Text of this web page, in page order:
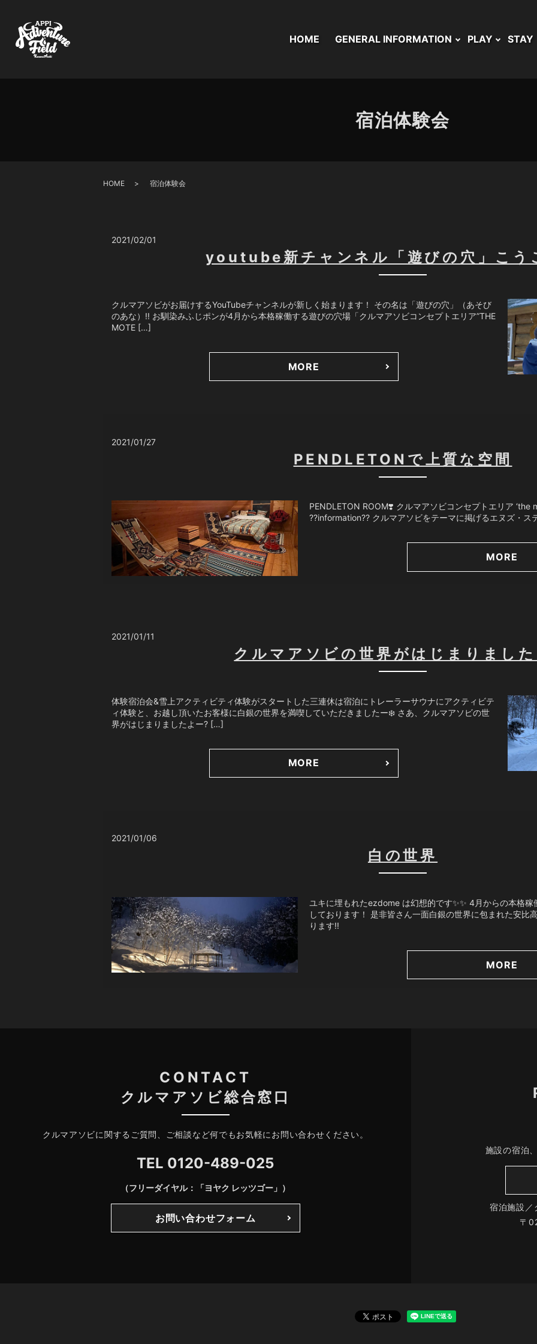
HOME GENERAL INFORMATION PLAY STAY
宿泊体験会
HOME 宿泊体験会
2021/02/01
youtube新チャンネル「遊びの穴」こう
クルマアソビがお届けするYouTubeチャンネルが新しく始まります！ その名は「遊びの穴」（あそび
のあな）!! お馴染みふじポンが4月から本格稼働する遊びの穴場「クルマアソビコンセプトエリア”THE
MOTE […]
MORE
2021/01/27
PENDLETONで上質な空間
PENDLETON ROOM❣️ クルマアソビコンセプトエリア ‘the
??information?? クルマアソビをテーマに掲げるエヌズ・
MORE
2021/01/11
クルマアソビの世界がはじまりまし
体験宿泊会&雪上アクティビティ体験がスタートした三連休は宿泊にトレーラーサウナにアクティビテ
ィ体験と、お越し頂いたお客様に白銀の世界を満喫していただきましたー❄️ さあ、クルマアソビの世
界がはじまりましたよー? […]
MORE
2021/01/06
白の世界
ユキに埋もれたezdome は幻想的です✨✨ 4月からの本格
しております！ 是非皆さん一面白銀の世界に包まれた安比
ります!!
MORE
CONTACT
クルマアソビ総合窓口
クルマアソビに関するご質問、ご相談など何でもお気軽にお問い合わせください。
TEL 0120-489-025
（フリーダイヤル：「ヨヤク レッツゴー」）
お問い合わせフォーム
施設の宿泊
宿泊施設／
〒